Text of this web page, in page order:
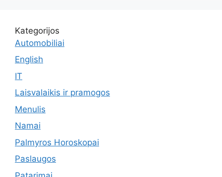
Kategorijos
Automobiliai
English
IT
Laisvalaikis ir pramogos
Menulis
Namai
Palmyros Horoskopai
Paslaugos